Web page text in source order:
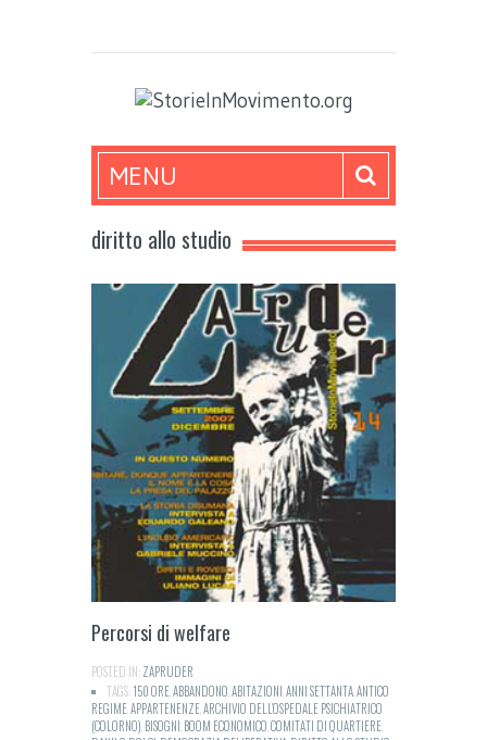
MENU
diritto allo studio
Percorsi di welfare
POSTED IN:ZAPRUDER
TAGS:150 ORE,ABBANDONO,ABITAZIONI,ANNI SETTANTA,ANTICO
REGIME,APPARTENENZE,ARCHIVIO DELL’OSPEDALE PSICHIATRICO
(COLORNO),BISOGNI,BOOM ECONOMICO,COMITATI DI QUARTIERE,